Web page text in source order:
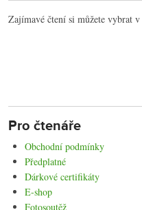
Zajímavé čtení si můžete vybrat v
Pro čtenáře
Obchodní podmínky
Předplatné
Dárkové certifikáty
E-shop
Fotosoutěž